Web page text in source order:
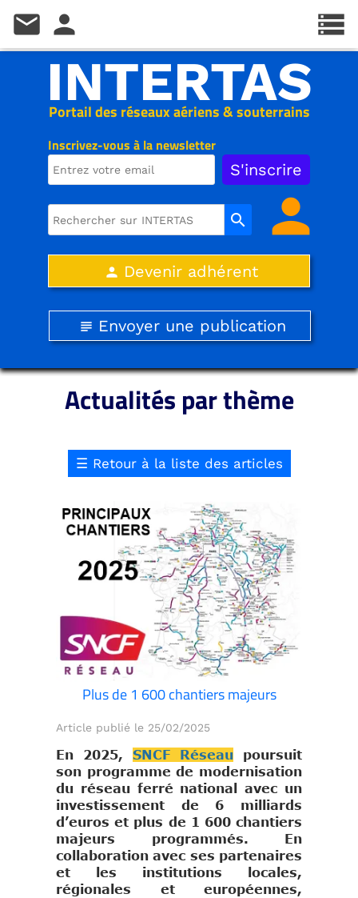
Inscrivez-vous à la newsletter
Portail des réseaux aériens & souterrains
INTERTAS
search person
person Devenir adhérent
subject Envoyer une publication
Actualités par thème
☰ Retour à la liste des articles
Plus de 1 600 chantiers majeurs
Article publié le 25/02/2025
En 2025, SNCF Réseau poursuit
son programme de modernisation
du réseau ferré national avec un
investissement de 6 milliards
d’euros et plus de 1 600 chantiers
majeurs programmés.
En
collaboration avec ses partenaires
et les institutions locales,
régionales et européennes,
storage
mail person